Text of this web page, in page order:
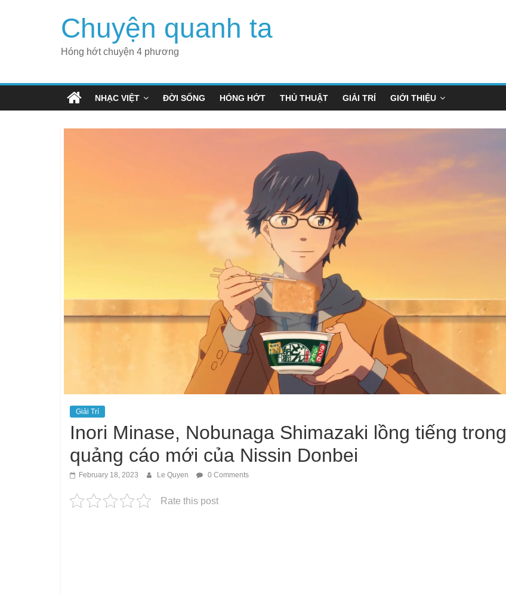
Chuyện quanh ta
Hóng hớt chuyện 4 phương
NHẠC VIỆT ĐỜI SỐNG HÓNG HỚT THỦ THUẬT GIẢI TRÍ GIỚI THIỆU
Giải Trí
Inori Minase, Nobunaga Shimazaki lồng tiếng trong
quảng cáo mới của Nissin Donbei
February 18, 2023 Le Quyen 0 Comments
Rate this post